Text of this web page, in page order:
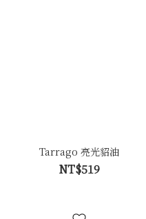
Tarrago 亮光貂油
NT$519